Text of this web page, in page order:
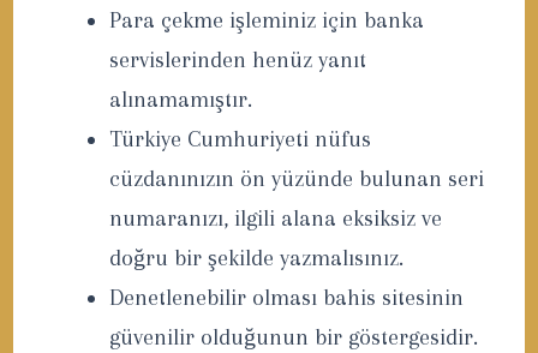
Para çekme işleminiz için banka
servislerinden henüz yanıt
alınamamıştır.
Türkiye Cumhuriyeti nüfus
cüzdanınızın ön yüzünde bulunan seri
numaranızı, ilgili alana eksiksiz ve
doğru bir şekilde yazmalısınız.
Denetlenebilir olması bahis sitesinin
güvenilir olduğunun bir göstergesidir.